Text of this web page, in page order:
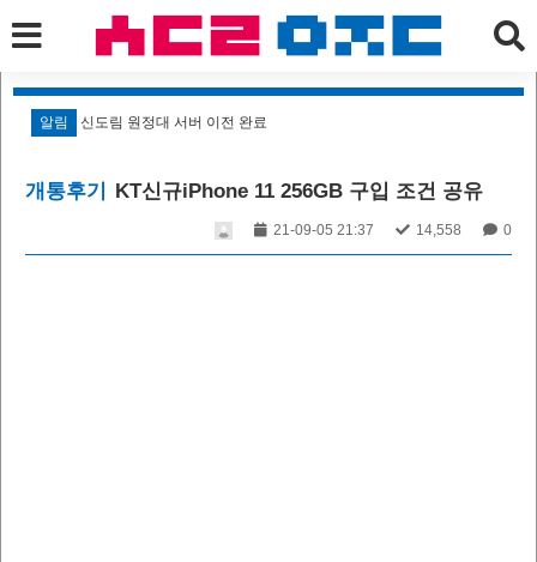
알림 신도림 원정대 서버 이전 완료
개통후기 KT신규iPhone 11 256GB 구입 조건 공유
21-09-05 21:37 14,558 0